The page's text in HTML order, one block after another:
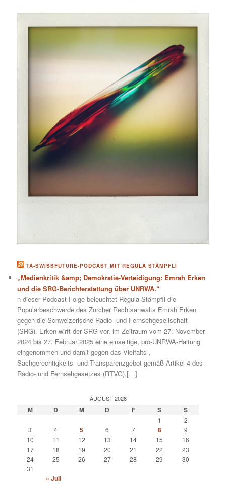
TA-SWISSFUTURE-PODCAST MIT REGULA STÄMPFLI
„Medienkritik &amp; Demokratie-Verteidigung: Emrah Erken
und die SRG-Berichterstattung über UNRWA.“
n dieser Podcast-Folge beleuchtet Regula Stämpfli die
Popularbeschwerde des Zürcher Rechtsanwalts Emrah Erken
gegen die Schweizerische Radio- und Fernsehgesellschaft
(SRG). Erken wirft der SRG vor, im Zeitraum vom 27. November
2024 bis 27. Februar 2025 eine einseitige, pro-UNRWA-Haltung
eingenommen und damit gegen das Vielfalts-,
Sachgerechtigkeits- und Transparenzgebot gemäß Artikel 4 des
Radio- und Fernsehgesetzes (RTVG) […]
AUGUST 2026
M D M D F S S
1
2
3
4 5 6 7 8
9
10
11 12 13 14 15
16
17
18 19 20 21 22
23
24
25 26 27 28 29
30
31
« Juli